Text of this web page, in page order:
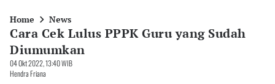
Home News
Cara Cek Lulus PPPK Guru yang Sudah
Diumumkan
04 Okt 2022, 13:40 WIB
Hendra Friana